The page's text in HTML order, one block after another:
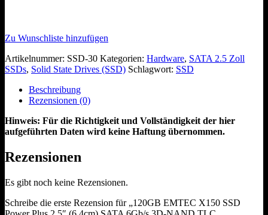
Zu Wunschliste hinzufügen
Artikelnummer: SSD-30 Kategorien: Hardware, SATA 2.5 Zoll
SSDs, Solid State Drives (SSD) Schlagwort: SSD
Beschreibung
Rezensionen (0)
Hinweis: Für die Richtigkeit und Vollständigkeit der hier
aufgeführten Daten wird keine Haftung übernommen.
Rezensionen
Es gibt noch keine Rezensionen.
Schreibe die erste Rezension für „120GB EMTEC X150 SSD